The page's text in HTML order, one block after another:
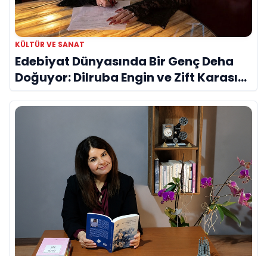
KÜLTÜR VE SANAT
Edebiyat Dünyasında Bir Genç Deha
Doğuyor: Dilruba Engin ve Zift Karası
Evreni ‘AVENOİR’